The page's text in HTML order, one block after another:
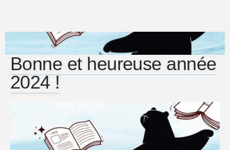
Bonne et heureuse année
2024 !